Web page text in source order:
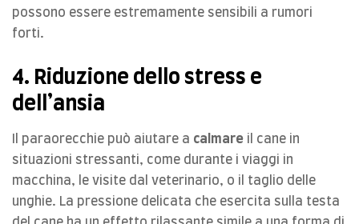
possono essere estremamente sensibili a rumori
forti.
4. Riduzione dello stress e
dell’ansia
Il paraorecchie può aiutare a calmare il cane in
situazioni stressanti, come durante i viaggi in
macchina, le visite dal veterinario, o il taglio delle
unghie. La pressione delicata che esercita sulla testa